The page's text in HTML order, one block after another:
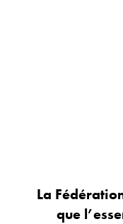
La
que